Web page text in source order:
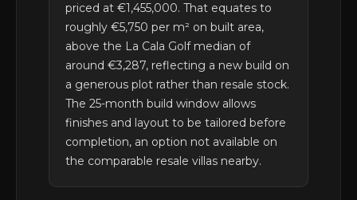
priced at €1,455,000. That equates to
roughly €5,750 per m² on built area,
above the La Cala Golf median of
around €3,287, reflecting a new build on
a generous plot rather than resale stock.
The 25-month build window allows
finishes and layout to be tailored before
completion, an option not available on
the comparable resale villas nearby.